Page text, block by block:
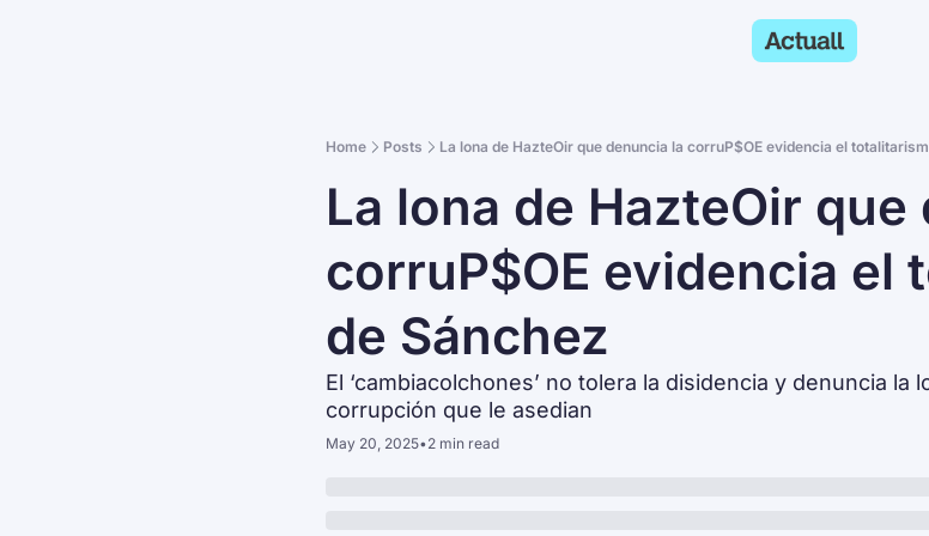
Home Posts La lona de HazteOir que denuncia la corruP$OE evidencia el
La lona de HazteOir que
corruP$OE evidencia el
de Sánchez
El ‘cambiacolchones’ no tolera la disidencia y denuncia la
corrupción que le asedian
May 20, 2025•2 min read